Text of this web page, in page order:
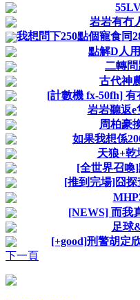
岩岩有冇
我想問下250點個寵食同
點解D人
二轉問
古代神
[計數機 fx-50fh]
岩岩聽返e
周柏豪
如果我想係
天狼+乾
[全世界召喚
[推到完場]囧
[NEWS] 而我
足球
[+good]刑警胡定
下一頁